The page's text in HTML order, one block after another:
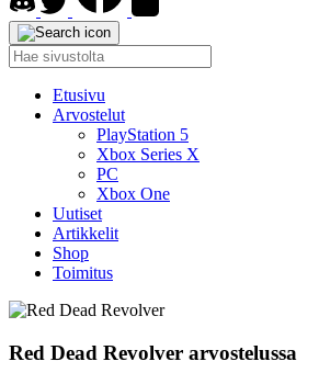
Etusivu
Arvostelut
PlayStation 5
Xbox Series X
PC
Xbox One
Uutiset
Artikkelit
Shop
Toimitus
Red Dead Revolver arvostelussa